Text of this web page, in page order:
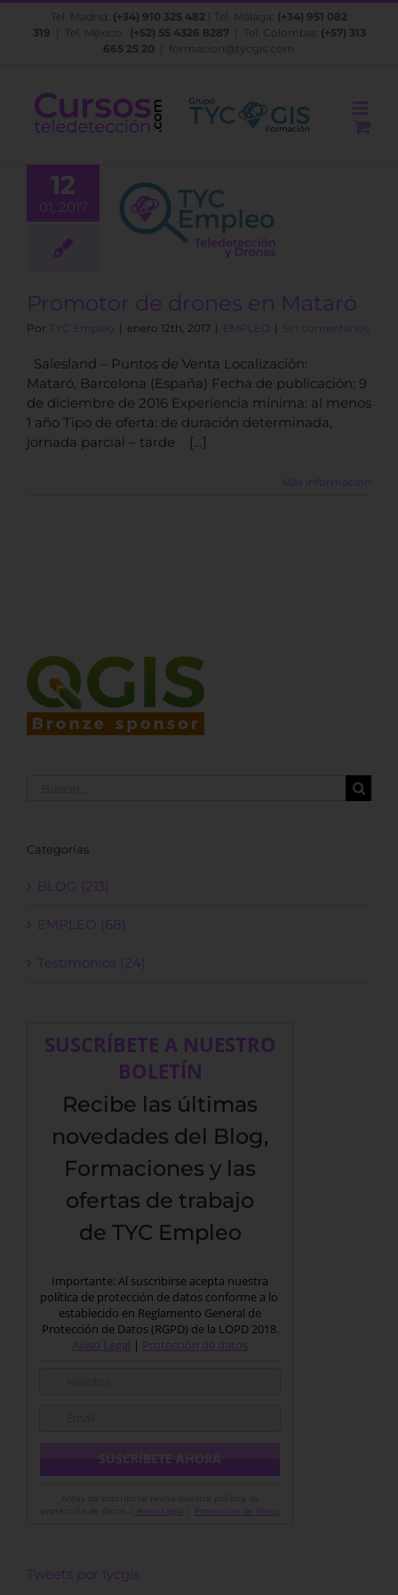
Saltar
Tel. Madrid: (+34) 910 325 482 | Tel. Málaga: (+34) 951 082
319 | Tel. México: (+52) 55 4326 8287| Tel. Colombia: (+57) 313
665 25 20
formacion@tycgis.com
12
01, 2017
de
en Mataró
Promotor de drones en Mataró
Por TYC Empleo | enero 12th, 2017 | EMPLEO | Sin comentarios
Salesland – Puntos de Venta Localización:
Mataró, Barcelona (España) Fecha de publicación: 9
de diciembre de 2016 Experiencia mínima: al menos
1 año Tipo de oferta: de duración determinada,
jornada parcial – tarde […]
Más información
Categorías
BLOG (213)
EMPLEO (68)
Testimonios (24)
SUSCRÍBETE A NUESTRO
BOLETÍN
Recibe las últimas
novedades del Blog,
Formaciones y las
ofertas de trabajo
de TYC Empleo
Importante: Al suscribirse acepta nuestra
política de protección de datos conforme a lo
establecido en Reglamento General de
Protección de Datos (RGPD) de la LOPD 2018.
Aviso Legal | Protección de datos
Aviso Legal Protección de datos
Tweets por tycgis